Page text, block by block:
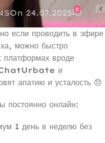
On 24.07.2025 0
если проводить в эфире
можно быстро
вроде
и
апатию и усталость 😞
постоянно онлайн:
1 день в неделю без